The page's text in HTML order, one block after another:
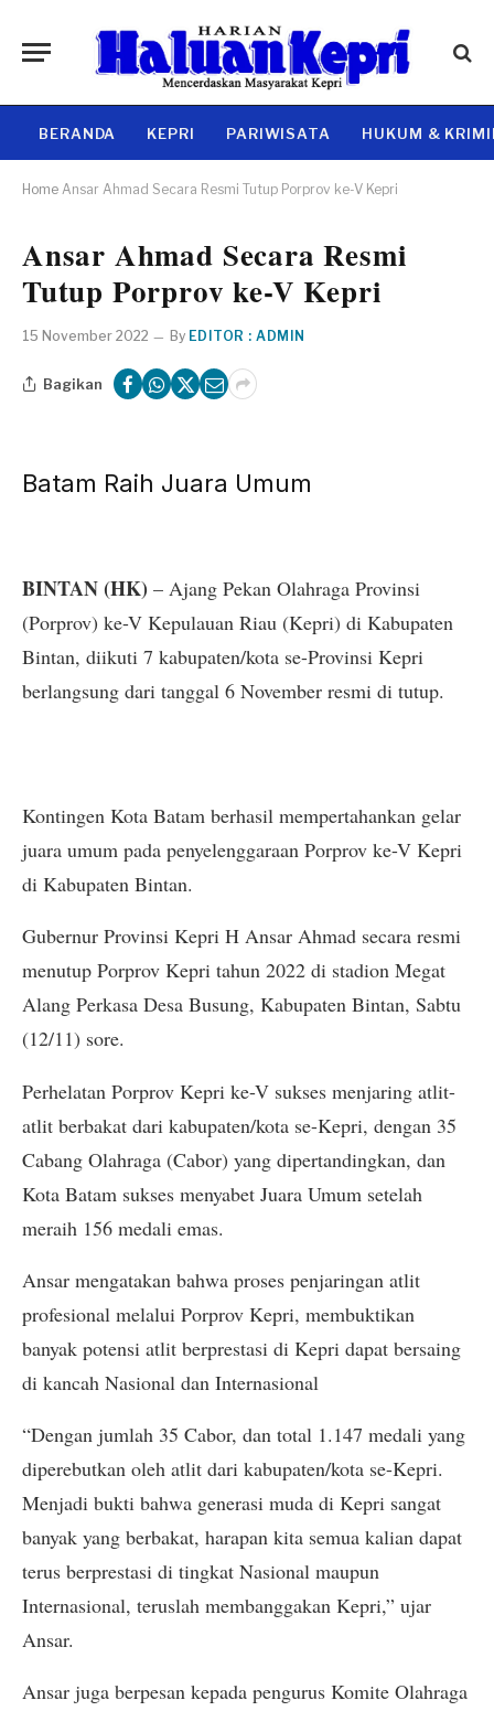
BERANDA KEPRI PARIWISATA HUKUM &
Home Ansar Ahmad Secara Resmi Tutup Porprov ke-V Kepri
Ansar Ahmad Secara Resmi
Tutup Porprov ke-V Kepri
15 November 2022 By EDITOR : ADMIN
Bagikan
Batam Raih Juara Umum
BINTAN (HK) – Ajang Pekan Olahraga Provinsi
(Porprov) ke-V Kepulauan Riau (Kepri) di Kabupaten
Bintan, diikuti 7 kabupaten/kota se-Provinsi Kepri
berlangsung dari tanggal 6 November resmi di tutup.
Kontingen Kota Batam berhasil mempertahankan gelar
juara umum pada penyelenggaraan Porprov ke-V Kepri
di Kabupaten Bintan.
Gubernur Provinsi Kepri H Ansar Ahmad secara resmi
menutup Porprov Kepri tahun 2022 di stadion Megat
Alang Perkasa Desa Busung, Kabupaten Bintan, Sabtu
(12/11) sore.
Perhelatan Porprov Kepri ke-V sukses menjaring atlit-
atlit berbakat dari kabupaten/kota se-Kepri, dengan 35
Cabang Olahraga (Cabor) yang dipertandingkan, dan
Kota Batam sukses menyabet Juara Umum setelah
meraih 156 medali emas.
Ansar mengatakan bahwa proses penjaringan atlit
profesional melalui Porprov Kepri, membuktikan
banyak potensi atlit berprestasi di Kepri dapat bersaing
di kancah Nasional dan Internasional
“Dengan jumlah 35 Cabor, dan total 1.147 medali yang
diperebutkan oleh atlit dari kabupaten/kota se-Kepri.
Menjadi bukti bahwa generasi muda di Kepri sangat
banyak yang berbakat, harapan kita semua kalian dapat
terus berprestasi di tingkat Nasional maupun
Internasional, teruslah membanggakan Kepri,” ujar
Ansar.
Ansar juga berpesan kepada pengurus Komite Olahraga